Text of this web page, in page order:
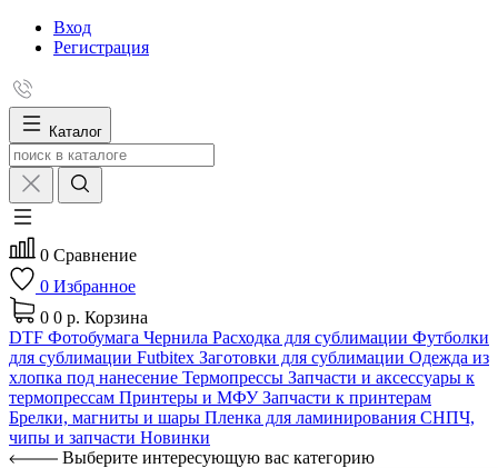
Вход
Регистрация
Каталог
0 Сравнение
0 Избранное
0 0 р. Корзина
DTF Фотобумага Чернила Расходка для сублимации Футболки
для сублимации Futbitex Заготовки для сублимации Одежда из
хлопка под нанесение Термопрессы Запчасти и аксессуары к
термопрессам Принтеры и МФУЗапчасти к принтерам
Брелки, магниты и шары Пленка для ламинирования СНПЧ,
чипы и запчасти Новинки
Выберите интересующую вас категорию